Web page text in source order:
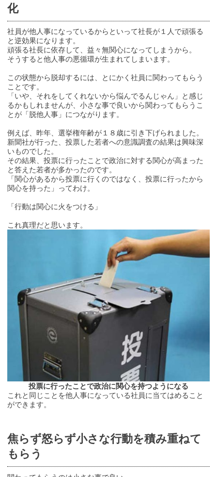
化
社員が他人事になっているからといって社長が１人で頑張る
と逆効果になります。
頑張る社長に依存して、益々無関心になってしまうから。
そうすると他人事の悪循環が生まれてしまいます。
この状態から脱却するには、とにかく社員に関わってもらう
ことです。
「いや、それをしてくれないから悩んでるんじゃん」と感じ
るかもしれませんが、小さな事で良いから関わってもらうこ
とが「脱他人事」につながります。
例えば、昨年、選挙権年齢が１８歳に引き下げられました。
新聞社が行った、投票した若者への意識調査の結果は興味深
いものでした。
その結果、投票に行ったことで政治に対する関心が高まった
と答えた若者が多かったのです。
「関心があるから投票に行くのではなく、投票に行ったから
関心を持った」ってわけ。
「行動は関心に火をつける」
これ真理だと思います。
投票に行ったことで政治に関心を持つようになる
これと同じことを他人事になっている社員に当てはめること
ができます。
焦らず怒らず小さな行動を積み重ねて
もらう